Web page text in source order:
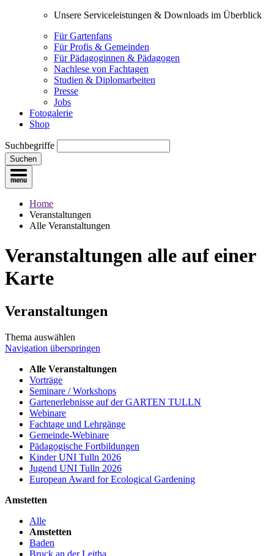
Unsere Serviceleistungen & Downloads im Überblick
Für Gartenfans
Für Profis & Gemeinden
Für Pädagoginnen & Pädagogen
Nachlese von Fachtagen
Studien & Diplomarbeiten
Presse
Jobs
Fotogalerie
Shop
Suchbegriffe
Suchen
Home
Veranstaltungen
Alle Veranstaltungen
Veranstaltungen alle auf einer
Karte
Veranstaltungen
Thema auswählen
Navigation überspringen
Alle Veranstaltungen
Vorträge
Seminare / Workshops
Gartenerlebnisse auf der GARTEN TULLN
Webinare
Fachtage und Lehrgänge
Gemeinde-Webinare
Pädagogische Fortbildungen
Kinder UNI Tulln 2026
Jugend UNI Tulln 2026
European Award for Ecological Gardening
Amstetten
Alle
Amstetten
Baden
Bruck an der Leitha